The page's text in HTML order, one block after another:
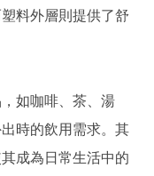
料外層則提供了舒
如咖啡、茶、湯
時的飲用需求。其
成為日常生活中的